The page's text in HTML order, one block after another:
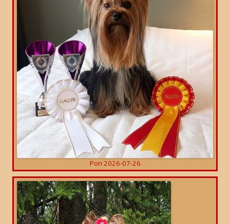
Pori 2026-07-26